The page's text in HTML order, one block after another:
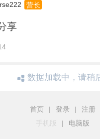
营长
享
数据加载中，请稍
首页 | 登录 |
注册
手机版
| 电脑版